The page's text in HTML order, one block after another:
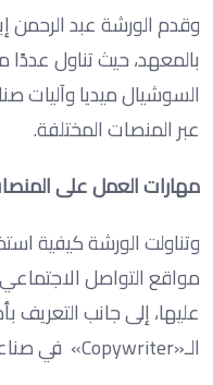
وقدم الورشة عبد الرحمن
بالمعهد، حيث تناول عددًا
السوشيال ميديا وآليات
عبر المنصات المختلفة.
مهارات العمل على
وتناولت الورشة كيفية
مواقع التواصل
عليها، إلى جانب التعريف
الـ«Copywriter» في صناعة المحتوى الرقمي.